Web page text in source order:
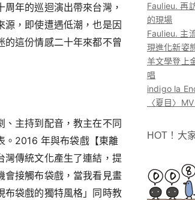
年的巡迴演出帶來台灣，
源，即使遭遇低潮，也是因
這份情感二十年來都不曾
、主持到配音，教主在不同
。2016 年與布袋戲【東離
灣傳統文化產生了連結，提
會接觸布袋戲，當我看見畫
布袋戲的獨特風格」同時教
Faulieu. 再
的現場
Faulieu. 主
現進化新姿
羊文學登上
唱
indigo la
〈夏目〉
HOT！大